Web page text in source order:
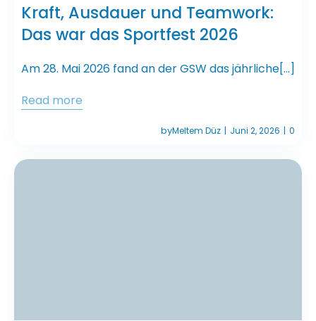
Kraft, Ausdauer und Teamwork:
Das war das Sportfest 2026
Am 28. Mai 2026 fand an der GSW das jährliche[…]
Read more
byMeltem Düz | Juni 2, 2026 | 0